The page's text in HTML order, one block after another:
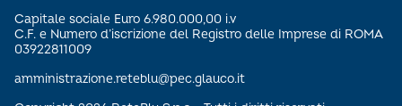
Capitale sociale Euro 6.980.000,00 i.v
C.F. e Numero d’iscrizione del Registro delle Imprese di ROMA
03922811009
amministrazione.reteblu@pec.glauco.it